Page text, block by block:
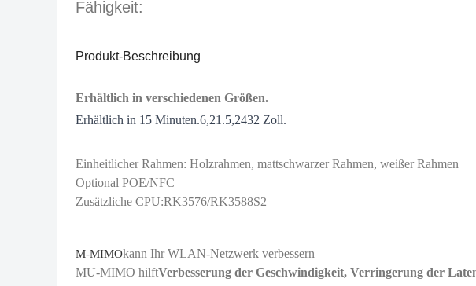
Fähigkeit:
Produkt-Beschreibung
Erhältlich in verschiedenen Größen.
Erhältlich in 15 Minuten.6,21 .5,2432 Zoll.
Einheitlicher Rahmen: Holzrahmen, mattschwarzer Rahmen, weißer Rahmen
Optional POE/NFC
Zusätzliche CPU:RK3576/RK3588S2
M-MIMOkann Ihr WLAN-Netzwerk verbessern
MU-MIMO hilftVerbesserung der Geschwindigkeit, Verringerung der